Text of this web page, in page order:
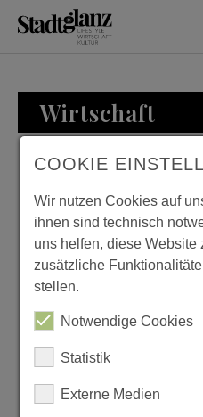
Wirtschaft
WIRTSCHAFT
ZU
FAMILIE
COOKIE
Wir nutzen Cookies auf
ihnen sind technisch
uns helfen, diese Website
zusätzliche
stellen.
Notwendige Cookies
Statistik
Externe Medien